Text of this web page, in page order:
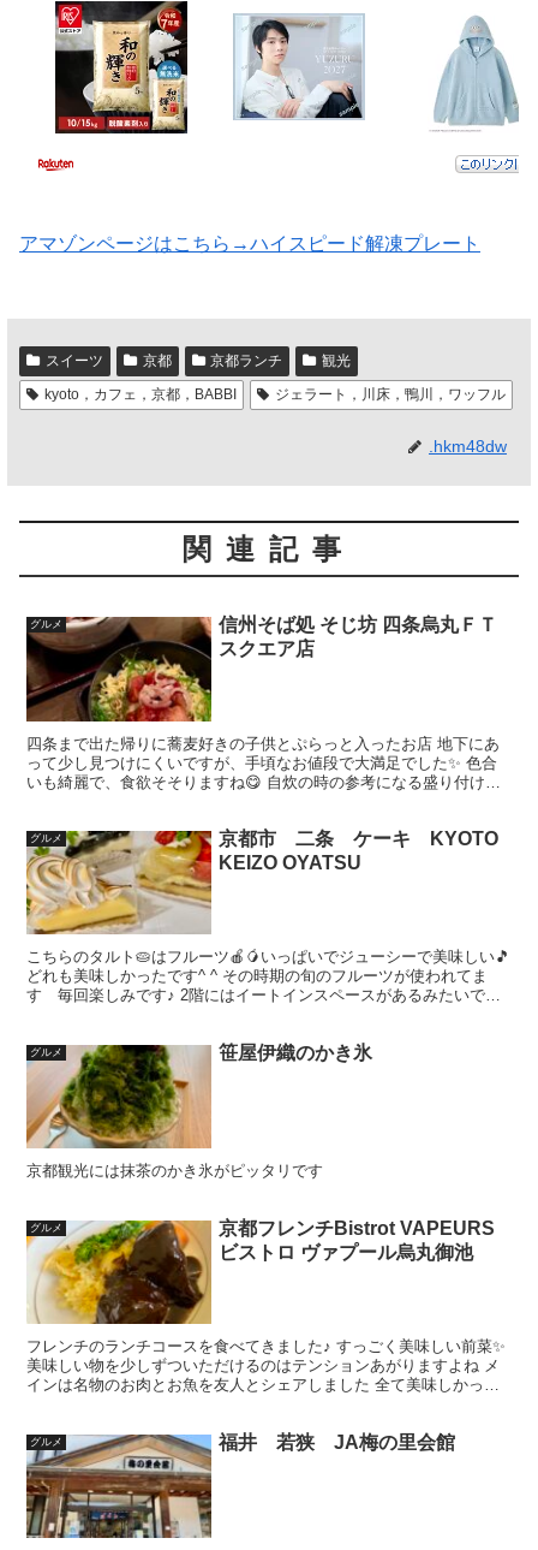
アマゾンページはこちら→ハイスピード解凍プレート
スイーツ 京都 京都ランチ
観光
kyoto，カフェ，京都，BABBI
ジェラート，川床，鴨川，ワッフル
.hkm48dw
関連記事
グルメ
信州そば処 そじ坊 四条烏丸ＦＴ
スクエア店
四条まで出た帰りに蕎麦好きの子供とぷらっと入ったお店 地下にあ
って少し見つけにくいですが、手頃なお値段で大満足でした✨ 色合
いも綺麗で、食欲そそりますね😋 自炊の時の参考になる盛り付けで
グルメ
京都市 二条 ケーキ KYOTO
KEIZO OYATSU
こちらのタルト🥧はフルーツ🍎🥭いっぱいでジューシーで美味しい🎵
どれも美味しかったです^ ^ その時期の旬のフルーツが使われてま
す 毎回楽しみです♪ 2階にはイートインスペースがあるみたいです
グルメ 笹屋伊織のかき氷
京都観光には抹茶のかき氷がピッタリです
グルメ
京都フレンチBistrot VAPEURS
ビストロ ヴァプール烏丸御池
フレンチのランチコースを食べてきました♪ すっごく美味しい前菜✨
美味しい物を少しずついただけるのはテンションあがりますよね メ
インは名物のお肉とお魚を友人とシェアしました 全て美味しかった
グルメ 福井 若狭 JA梅の里会館